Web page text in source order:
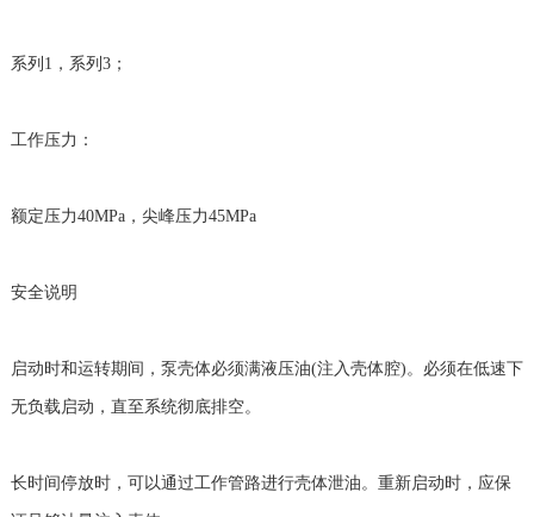
系列1，系列3；
工作压力：
额定压力40MPa，尖峰压力45MPa
安全说明
启动时和运转期间，泵壳体必须满液压油(注入壳体腔)。必须在低速下
无负载启动，直至系统彻底排空。
长时间停放时，可以通过工作管路进行壳体泄油。重新启动时，应保